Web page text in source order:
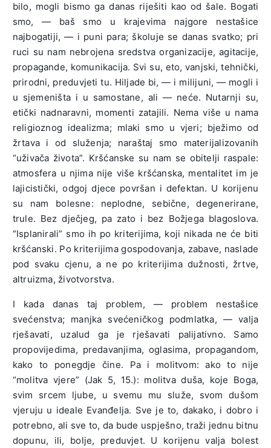
bilo, mogli bismo ga danas riješiti kao od šale. Bogati
smo, — baš smo u krajevima najgore nestašice
najbogatiji, — i puni para; školuje se danas svatko; pri
ruci su nam nebrojena sredstva organizacije, agitacije,
propagande, komunikacija. Svi su, eto, vanjski, tehnički,
prirodni, preduvjeti tu. Hiljade bi, — i milijuni, — mogli i
u sjemeništa i u samostane, ali — neće. Nutarnji su,
etički nadnaravni, momenti zatajili. Nema više u nama
religioznog idealizma; mlaki smo u vjeri; bježimo od
žrtava i od služenja; naraštaj smo materijalizovanih
“uživača života”. Kršćanske su nam se obitelji raspale:
atmosfera u njima nije više kršćanska, mentalitet im je
lajicistički, odgoj djece površan i defektan. U korijenu
su nam bolesne: neplodne, sebične, degenerirane,
trule. Bez dječjeg, pa zato i bez Božjega blagoslova.
“Isplanirali” smo ih po kriterijima, koji nikada ne će biti
kršćanski. Po kriterijima gospodovanja, zabave, naslade
pod svaku cjenu, a ne po kriterijima dužnosti, žrtve,
altruizma, životvorstva.
I kada danas taj problem, — problem nestašice
svećenstva; manjka svećeničkog podmlatka, — valja
rješavati, uzalud ga je rješavati palijativno. Samo
propovijedima, predavanjima, oglasima, propagandom,
kako to ponegdje čine. Pa i molitvom: ako to nije
“molitva vjere” (Jak 5, 15.): molitva duša, koje Boga,
svim srcem ljube, u svemu mu služe, svom dušom
vjeruju u ideale Evanđelja. Sve je to, dakako, i dobro i
potrebno, ali sve to, da bude uspješno, traži jednu bitnu
dopunu, ili, bolje, preduvjet. U korijenu valja bolest